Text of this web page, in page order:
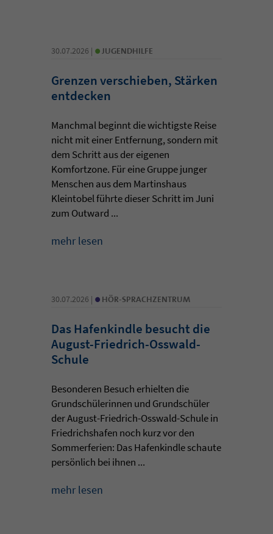
30.07.2026 | • JUGENDHILFE
Grenzen verschieben, Stärken
entdecken
Manchmal beginnt die wichtigste Reise
nicht mit einer Entfernung, sondern mit
dem Schritt aus der eigenen
Komfortzone. Für eine Gruppe junger
Menschen aus dem Martinshaus
Kleintobel führte dieser Schritt im Juni
zum Outward ...
mehr lesen
30.07.2026 | • HÖR-SPRACHZENTRUM
Das Hafenkindle besucht die
August-Friedrich-Osswald-
Schule
Besonderen Besuch erhielten die
Grundschülerinnen und Grundschüler
der August-Friedrich-Osswald-Schule in
Friedrichshafen noch kurz vor den
Sommerferien: Das Hafenkindle schaute
persönlich bei ihnen ...
mehr lesen